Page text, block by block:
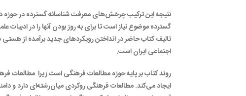
نتیجه این ترکیب چرخش‌های معرفت شناسانه گسترده در حوزه
گسترده موضوع نیاز است تا برای به روز بودن آنها را در ادبیات
تالیف کتاب حاضر در انداختن رویکردهای جدید برآمده از
اجتماعی ایران است.
روند کتاب بر پایه حوزه مطالعات فرهنگی است زیرا مطالعات
ایجاد می‌کند. مطالعات فرهنگی روکردی میان‌رشته‌ای دارد و